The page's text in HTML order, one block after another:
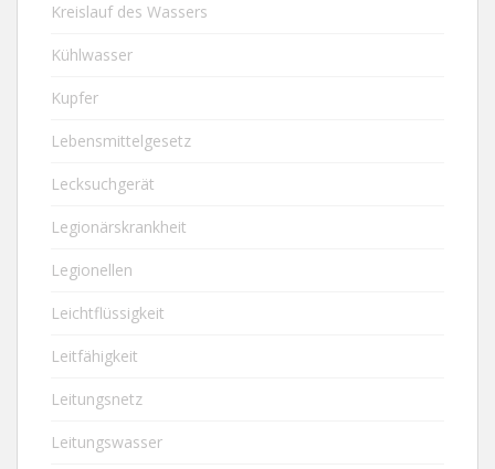
Kreislauf des Wassers
Kühlwasser
Kupfer
Lebensmittelgesetz
Lecksuchgerät
Legionärskrankheit
Legionellen
Leichtflüssigkeit
Leitfähigkeit
Leitungsnetz
Leitungswasser